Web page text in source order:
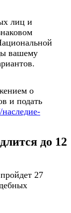
лиц и
вашему
о
и подать
до 12
27